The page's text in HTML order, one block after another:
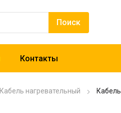
Контакты
Кабель нагревательный